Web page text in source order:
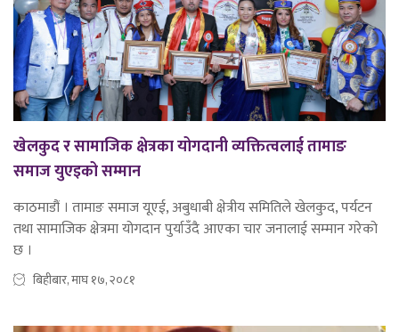
खेलकुद र सामाजिक क्षेत्रका योगदानी व्यक्तित्वलाई तामाङ
समाज युएइको सम्मान
काठमाडौं । तामाङ समाज यूएई, अबुधाबी क्षेत्रीय समितिले खेलकुद, पर्यटन
तथा सामाजिक क्षेत्रमा योगदान पुर्याउँदै आएका चार जनालाई सम्मान गरेको
छ ।
बिहीबार, माघ १७, २०८१